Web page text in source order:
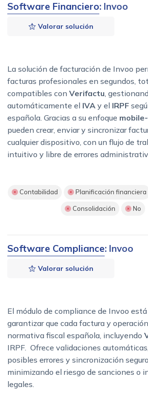
Software Financiero: Invoo
Valorar solución
La solución de facturación de Invoo
facturas profesionales en segundos,
compatibles con Verifactu,
automáticamente el IVA y el IRPF
española. Gracias a su enfoque
pueden crear, enviar y sincronizar
cualquier dispositivo, con un flujo de
intuitivo y libre de errores
Contabilidad Planificación financiera
Consolidación No
Software Compliance: Invoo
Valorar solución
El módulo de compliance de Invoo
garantizar que cada factura y
normativa fiscal española, incluyendo
IRPF. Ofrece validaciones
posibles errores y sincronización
minimizando el riesgo de sanciones o
legales.